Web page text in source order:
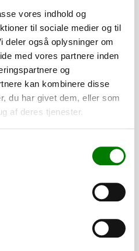
vores indhold og
til sociale medier og til
deler også oplysninger om
med vores partnere inden
og
kan kombinere disse
du har givet dem, eller som
af deres tjenester.